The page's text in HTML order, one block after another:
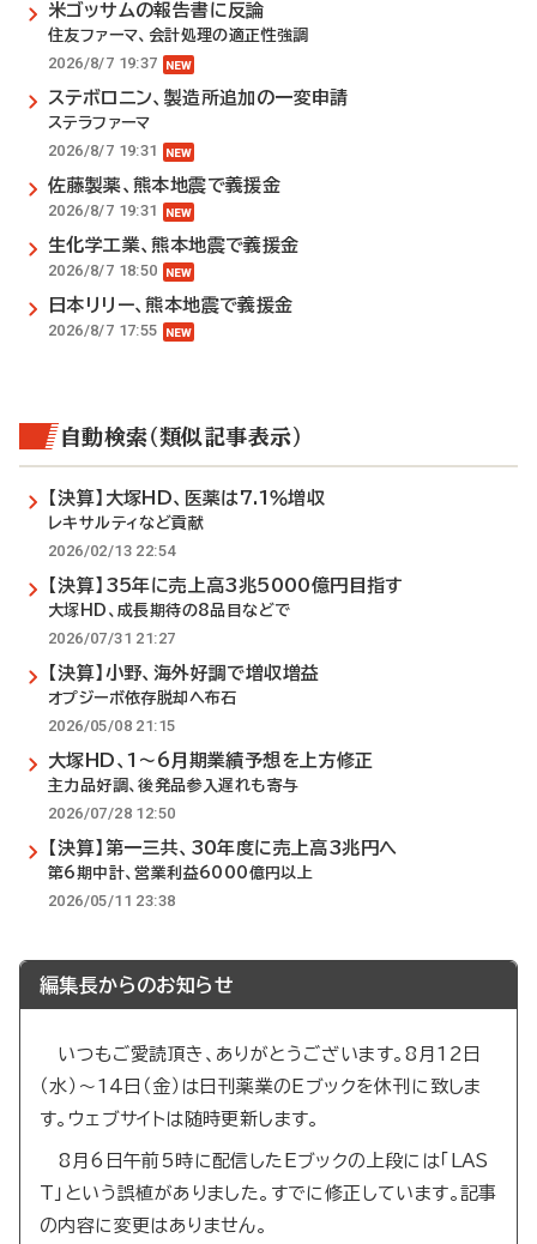
米ゴッサムの報告書に反論
住友ファーマ、会計処理の適正性強調
2026/8/7 19:37
ステボロニン、製造所追加の一変申請
ステラファーマ
2026/8/7 19:31
佐藤製薬、熊本地震で義援金
2026/8/7 19:31
生化学工業、熊本地震で義援金
2026/8/7 18:50
日本リリー、熊本地震で義援金
2026/8/7 17:55
自動検索（類似記事表示）
【決算】大塚HD、医薬は7.1％増収
レキサルティなど貢献
2026/02/13 22:54
【決算】35年に売上高3兆5000億円目指す
大塚HD、成長期待の8品目などで
2026/07/31 21:27
【決算】小野、海外好調で増収増益
オプジーボ依存脱却へ布石
2026/05/08 21:15
大塚HD、1～6月期業績予想を上方修正
主力品好調、後発品参入遅れも寄与
2026/07/28 12:50
【決算】第一三共、30年度に売上高3兆円へ
第6期中計、営業利益6000億円以上
2026/05/11 23:38
編集長からのお知らせ
いつもご愛読頂き、ありがとうございます。8月12日
（水）～14日（金）は日刊薬業のEブックを休刊に致しま
す。ウェブサイトは随時更新します。
8月6日午前5時に配信したEブックの上段には「LAS
T」という誤植がありました。すでに修正しています。記事
の内容に変更はありません。